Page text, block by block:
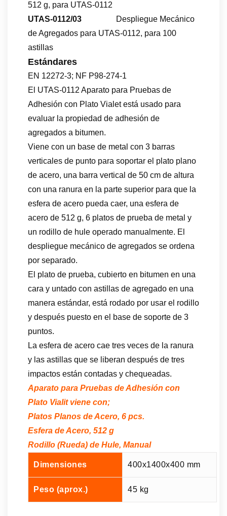
512 g, para UTAS-0112
UTAS-0112/03 Despliegue Mecánico
de Agregados para UTAS-0112, para 100
astillas
Estándares
EN 12272-3; NF P98-274-1
El UTAS-0112 Aparato para Pruebas de
Adhesión con Plato Vialet está usado para
evaluar la propiedad de adhesión de
agregados a bitumen.
Viene con un base de metal con 3 barras
verticales de punto para soportar el plato plano
de acero, una barra vertical de 50 cm de altura
con una ranura en la parte superior para que la
esfera de acero pueda caer, una esfera de
acero de 512 g, 6 platos de prueba de metal y
un rodillo de hule operado manualmente. El
despliegue mecánico de agregados se ordena
por separado.
El plato de prueba, cubierto en bitumen en una
cara y untado con astillas de agregado en una
manera estándar, está rodado por usar el rodillo
y después puesto en el base de soporte de 3
puntos.
La esfera de acero cae tres veces de la ranura
y las astillas que se liberan después de tres
impactos están contadas y chequeadas.
Aparato para Pruebas de Adhesión con
Plato Vialit viene con;
Platos Planos de Acero, 6 pcs.
Esfera de Acero, 512 g
Rodillo (Rueda) de Hule, Manual
Dimensiones 400x1400x400 mm
Peso (aprox.) 45 kg